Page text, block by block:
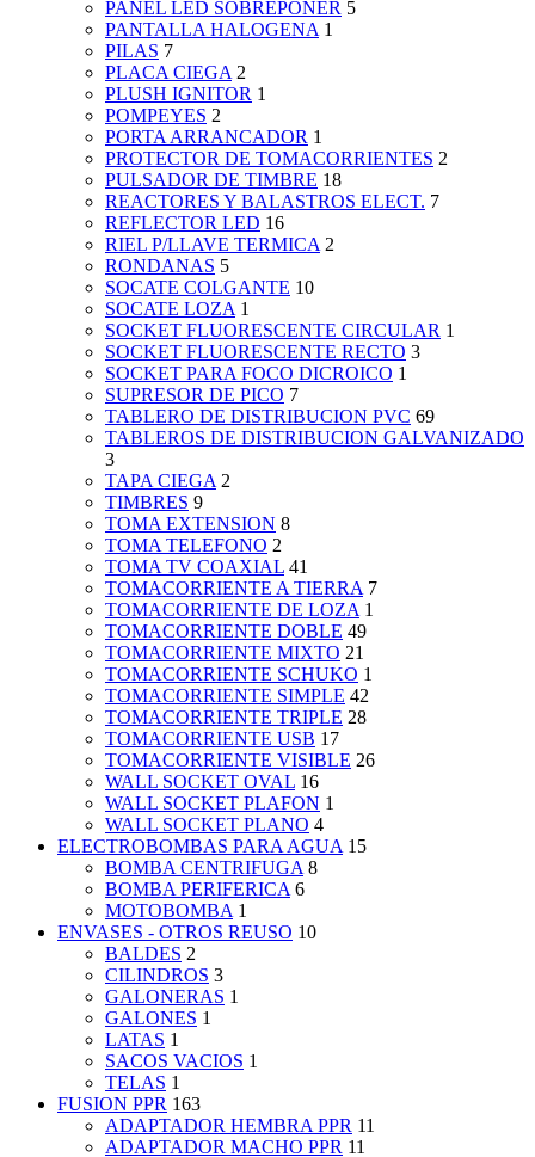
PANEL LED SOBREPONER 5
PANTALLA HALOGENA 1
PILAS 7
PLACA CIEGA 2
PLUSH IGNITOR 1
POMPEYES 2
PORTA ARRANCADOR 1
PROTECTOR DE TOMACORRIENTES 2
PULSADOR DE TIMBRE 18
REACTORES Y BALASTROS ELECT. 7
REFLECTOR LED 16
RIEL P/LLAVE TERMICA 2
RONDANAS 5
SOCATE COLGANTE 10
SOCATE LOZA 1
SOCKET FLUORESCENTE CIRCULAR 1
SOCKET FLUORESCENTE RECTO 3
SOCKET PARA FOCO DICROICO 1
SUPRESOR DE PICO 7
TABLERO DE DISTRIBUCION PVC 69
TABLEROS DE DISTRIBUCION GALVANIZADO
3
TAPA CIEGA 2
TIMBRES 9
TOMA EXTENSION 8
TOMA TELEFONO 2
TOMA TV COAXIAL 41
TOMACORRIENTE A TIERRA 7
TOMACORRIENTE DE LOZA 1
TOMACORRIENTE DOBLE 49
TOMACORRIENTE MIXTO 21
TOMACORRIENTE SCHUKO 1
TOMACORRIENTE SIMPLE 42
TOMACORRIENTE TRIPLE 28
TOMACORRIENTE USB 17
TOMACORRIENTE VISIBLE 26
WALL SOCKET OVAL 16
WALL SOCKET PLAFON 1
WALL SOCKET PLANO 4
ELECTROBOMBAS PARA AGUA 15
BOMBA CENTRIFUGA 8
BOMBA PERIFERICA 6
MOTOBOMBA 1
ENVASES - OTROS REUSO 10
BALDES 2
CILINDROS 3
GALONERAS 1
GALONES 1
LATAS 1
SACOS VACIOS 1
TELAS 1
FUSION PPR 163
ADAPTADOR HEMBRA PPR 11
ADAPTADOR MACHO PPR 11